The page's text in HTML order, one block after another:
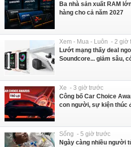
Ba nhà sản xuất RAM
hàng cho cả năm 2027
Xem - Mua - Luôn - 2 giờ
Lướt mạng thấy deal
Soundcore... giảm sâu,
Xe - 3 giờ trước
Công bố Car Choice
con người, sự kiện thúc
Sống - 5 giờ trước
Ngày càng nhiều người